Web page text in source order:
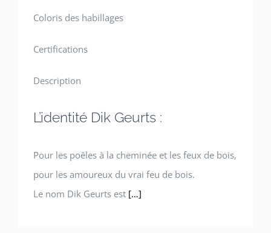
Coloris des habillages
Certifications
Description
L’identité Dik Geurts :
Pour les poêles à la cheminée et les feux de bois,
pour les amoureux du vrai feu de bois.
Le nom Dik Geurts est […]